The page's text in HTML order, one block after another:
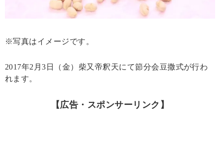
※写真はイメージです。
2017年2月3日（金）柴又帝釈天にて節分会豆撒式が行わ
れます。
【広告・スポンサーリンク】